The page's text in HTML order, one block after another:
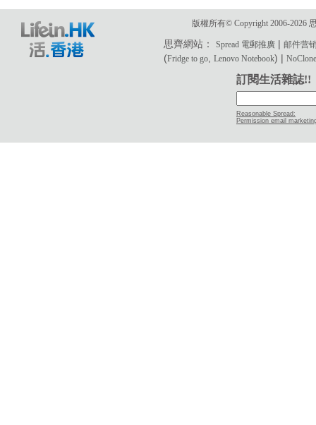
版權所有© Copyright 2006-2026
思齊網站：Spread 電郵推廣 |邮件营
(Fridge to go ,Lenovo Notebook) |